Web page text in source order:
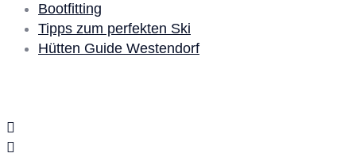
Bootfitting
Tipps zum perfekten Ski
Hütten Guide Westendorf